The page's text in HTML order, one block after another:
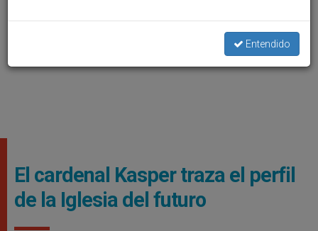
El cardenal Kasper traza el perfil
de la Iglesia del futuro
Entendido